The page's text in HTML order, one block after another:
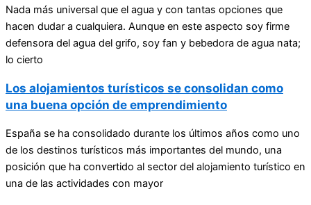
Nada más universal que el agua y con tantas opciones que
hacen dudar a cualquiera. Aunque en este aspecto soy firme
defensora del agua del grifo, soy fan y bebedora de agua nata;
lo cierto
Los alojamientos turísticos se consolidan como
una buena opción de emprendimiento
España se ha consolidado durante los últimos años como uno
de los destinos turísticos más importantes del mundo, una
posición que ha convertido al sector del alojamiento turístico en
una de las actividades con mayor